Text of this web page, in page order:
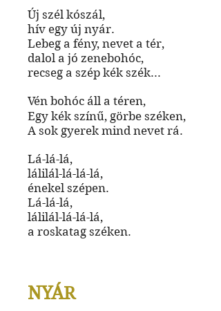
Új szél kószál,
hív egy új nyár.
Lebeg a fény, nevet a tér,
dalol a jó zenebohóc,
recseg a szép kék szék...
Vén bohóc áll a téren,
Egy kék színű, görbe széken,
A sok gyerek mind nevet rá.
Lá-lá-lá,
lálilál-lá-lá-lá,
énekel szépen.
Lá-lá-lá,
lálilál-lá-lá-lá,
a roskatag széken.
NYÁR